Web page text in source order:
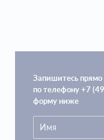
Запишитесь прямо
по телефону +7
форму ниже